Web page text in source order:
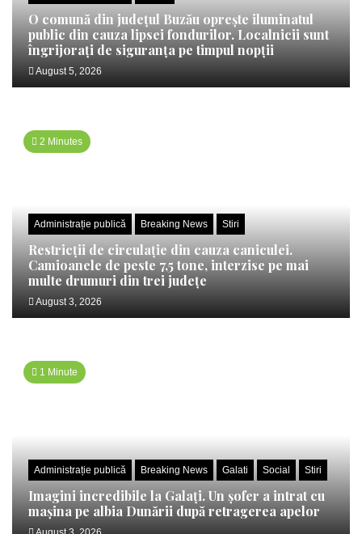
O comună din județul Buzău oprește iluminatul
public din cauza lipsei fondurilor. Localnicii sunt
îngrijorați de siguranța pe timpul nopții
August 5, 2026
2 Minutes
Administrație publică Breaking News Stiri
Restricții de circulație din cauza caniculei.
Camioanele de peste 7,5 tone, interzise pe mai
multe drumuri din trei județe
August 3, 2026
1 Minute
Administrație publică Breaking News Galati Social Stiri
Imagini incredibile la Galați. Un șofer a intrat cu
mașina pe albia Dunării după retragerea apelor